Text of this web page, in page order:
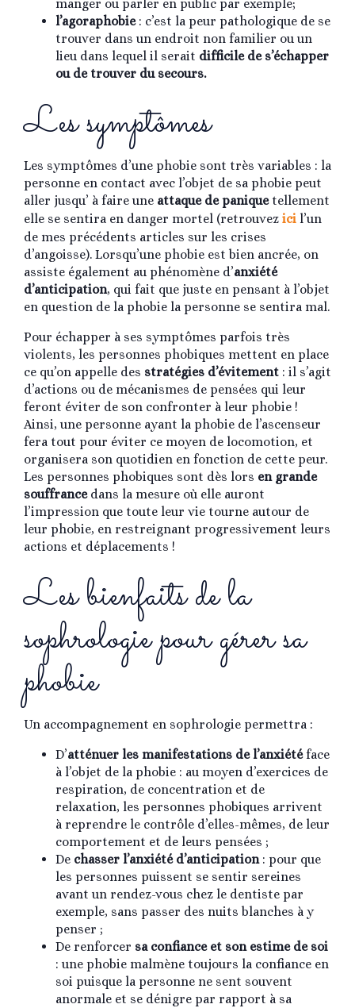
manger ou parler en public par exemple;
l’agoraphobie: c’est la peur pathologique de se
trouver dans un endroit non familier ou un
lieu dans lequel il serait difficile de s’échapper
ou de trouver du secours.
Les symptômes
Les symptômes d’une phobie sont très variables : la
personne en contact avec l’objet de sa phobie peut
aller jusqu’ à faire une attaque de paniquetellement
elle se sentira en danger mortel (retrouvez ici l’un
de mes précédents articles sur les crises
d’angoisse). Lorsqu’une phobie est bien ancrée, on
assiste également au phénomène d’anxiété
d’anticipation, qui fait que juste en pensant à l’objet
en question de la phobie la personne se sentira mal.
Pour échapper à ses symptômes parfois très
violents, les personnes phobiques mettent en place
ce qu’on appelle des stratégies d’évitement : il s’agit
d’actions ou de mécanismes de pensées qui leur
feront éviter de son confronter à leur phobie !
Ainsi, une personne ayant la phobie de l’ascenseur
fera tout pour éviter ce moyen de locomotion, et
organisera son quotidien en fonction de cette peur.
Les personnes phobiques sont dès lors en grande
souffrance dans la mesure où elle auront
l’impression que toute leur vie tourne autour de
leur phobie, en restreignant progressivement leurs
actions et déplacements !
Les bienfaits de la
sophrologie pour gérer sa
phobie
Un accompagnement en sophrologie permettra :
D’atténuer les manifestations de l’anxiétéface
à l’objet de la phobie : au moyen d’exercices de
respiration, de concentration et de
relaxation, les personnes phobiques arrivent
à reprendre le contrôle d’elles-mêmes, de leur
comportement et de leurs pensées ;
De chasser l’anxiété d’anticipation: pour que
les personnes puissent se sentir sereines
avant un rendez-vous chez le dentiste par
exemple, sans passer des nuits blanches à y
penser ;
De renforcer sa confiance et son estime de soi
: une phobie malmène toujours la confiance en
soi puisque la personne ne sent souvent
anormale et se dénigre par rapport à sa